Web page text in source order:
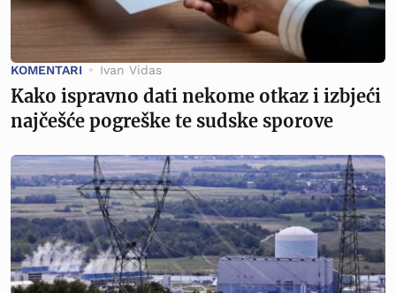
KOMENTARI Ivan Vidas
Kako ispravno dati nekome otkaz i izbjeći
najčešće pogreške te sudske sporove